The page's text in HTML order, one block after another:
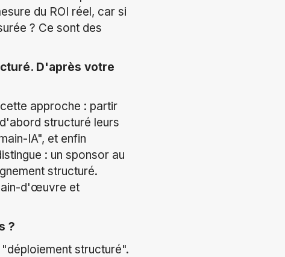
du ROI réel, car si
? Ce sont des
D'après votre
approche : partir
structuré leurs
IA", et enfin
: un sponsor au
structuré.
d'œuvre et
?
structuré".